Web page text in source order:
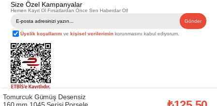
Size Özel Kampanyalar
Hemen Kayıt Ol Fırsatlardan Önce Sen Haberdar Ol!
Gönder
Üyelik koşullarını vekişisel verilerimin korunmasını kabul ediyorum.
Telif Hakkı © 2026Afeks Yapı Market
. Tüm hakları saklıdır.
Tomurcuk Gümüş Desensiz